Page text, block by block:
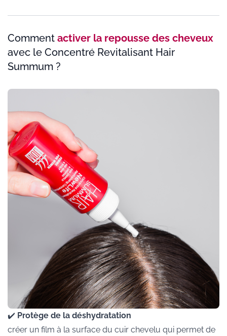
Comment activer la repousse des cheveux
avec le Concentré Revitalisant Hair
Summum ?
✔️ Protège de la déshydratation
créer un film à la surface du cuir chevelu qui permet de